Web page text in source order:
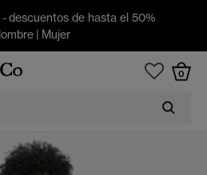
descuentos de hasta el 50%
| Mujer
0